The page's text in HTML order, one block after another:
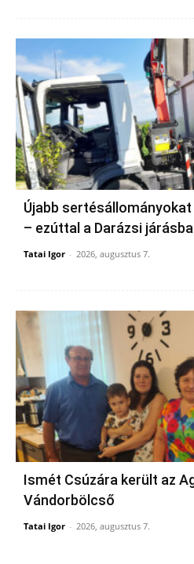
Újabb
– ezúttal a Darázsi
Tatai Igor - 2026, augusztus 7.
Ismét Csúzára került az
Vándorbölcső
Tatai Igor - 2026, augusztus 7.